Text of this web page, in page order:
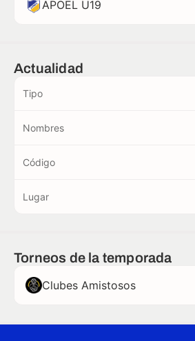
APOEL U19
Actualidad
Tipo
Nombres
Código
Lugar
Torneos de la temporada
Clubes Amistosos